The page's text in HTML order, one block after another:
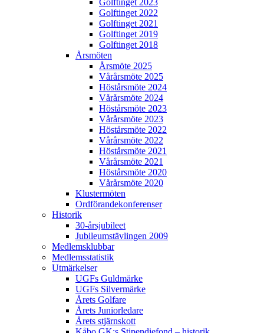
Golftinget 2023
Golftinget 2022
Golftinget 2021
Golftinget 2019
Golftinget 2018
Årsmöten
Årsmöte 2025
Vårårsmöte 2025
Höstårsmöte 2024
Vårårsmöte 2024
Höstårsmöte 2023
Vårårsmöte 2023
Höstårsmöte 2022
Vårårsmöte 2022
Höstårsmöte 2021
Vårårsmöte 2021
Höstårsmöte 2020
Vårårsmöte 2020
Klustermöten
Ordförandekonferenser
Historik
30-årsjubileet
Jubileumstävlingen 2009
Medlemsklubbar
Medlemsstatistik
Utmärkelser
UGFs Guldmärke
UGFs Silvermärke
Årets Golfare
Årets Juniorledare
Årets stjärnskott